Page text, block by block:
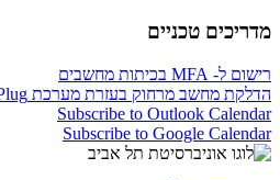
מדריכים טכניים
רישום ל- MFA בכיתות מחשבים
הדלקת מחשב מרחוק בעזרת מערכת PowerPlug
Subscribe to Outlook Calendar
Subscribe to Google Calendar